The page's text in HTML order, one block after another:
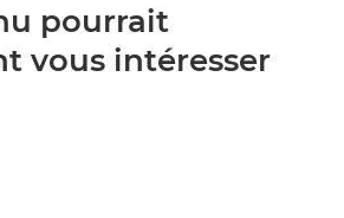
pourrait
vous intéresser